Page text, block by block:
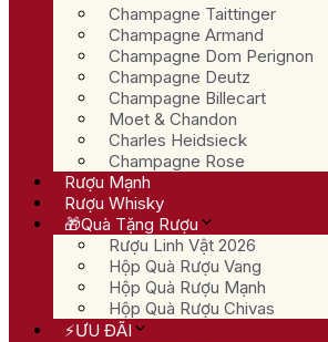
Champagne Taittinger
Champagne Armand
Champagne Dom Perignon
Champagne Deutz
Champagne Billecart
Moet & Chandon
Charles Heidsieck
Champagne Rose
Rượu Mạnh
Rượu Whisky
🎁Quà Tặng Rượu
Rượu Linh Vật 2026
Hộp Quà Rượu Vang
Hộp Quà Rượu Mạnh
Hộp Quà Rượu Chivas
⚡ƯU ĐÃI